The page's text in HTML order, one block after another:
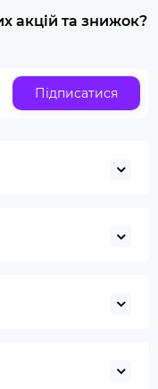
акцій та знижок?
Підписатися